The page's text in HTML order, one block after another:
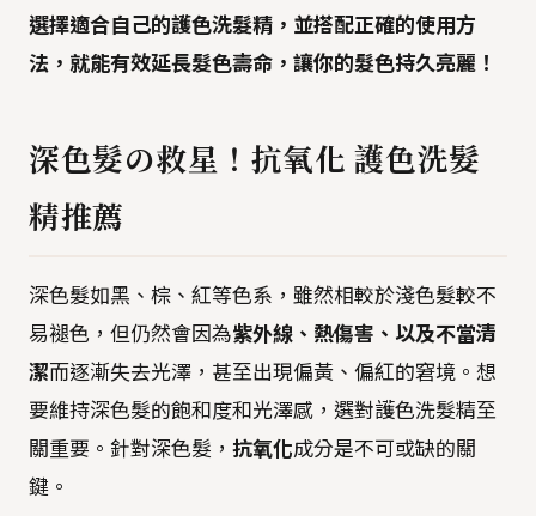
選擇適合自己的護色洗髮精，並搭配正確的使用方
法，就能有效延長髮色壽命，讓你的髮色持久亮麗！
深色髮の救星！抗氧化 護色洗髮
精推薦
深色髮如黑、棕、紅等色系，雖然相較於淺色髮較不
易褪色，但仍然會因為紫外線、熱傷害、以及不當清
潔而逐漸失去光澤，甚至出現偏黃、偏紅的窘境。想
要維持深色髮的飽和度和光澤感，選對護色洗髮精至
關重要。針對深色髮， 抗氧化成分是不可或缺的關
鍵。